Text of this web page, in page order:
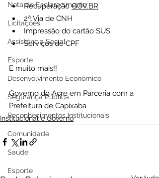
Nota de Esclarecimento
Licitações
Assistência Social
Esporte
Desenvolvimento Econômico
Segurança Pública
Reconhecimentos Institucionais
Comunidade
Saúde
Esporte
Recuperação GOV.BR
2ª Via de CNH
Impressão do cartão SUS
Serviços de CPF
E muito mais!!
Governo do Acre em Parceria com a
Prefeitura de Capixaba
Institucional e Governo